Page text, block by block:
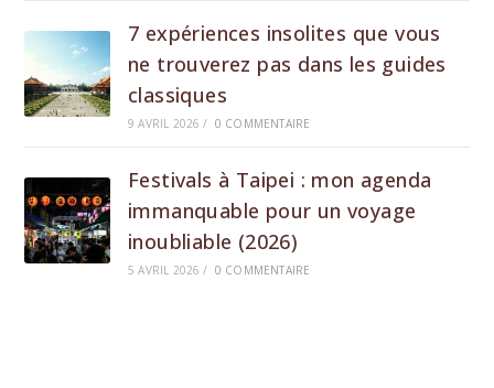
7 expériences insolites que vous
ne trouverez pas dans les guides
classiques
9 AVRIL 2026 / 0 COMMENTAIRE
Festivals à Taipei : mon agenda
immanquable pour un voyage
inoubliable (2026)
5 AVRIL 2026 / 0 COMMENTAIRE